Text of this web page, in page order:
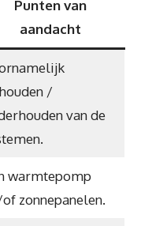
Punten van
aandacht
/
van de
warmtepomp
zonnepanelen.